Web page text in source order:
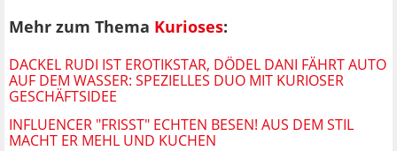
Mehr zum Thema Kurioses:
DACKEL RUDI IST EROTIKSTAR, DÖDEL DANI FÄHRT AUTO
AUF DEM WASSER: SPEZIELLES DUO MIT KURIOSER
GESCHÄFTSIDEE
INFLUENCER "FRISST" ECHTEN BESEN! AUS DEM STIL
MACHT ER MEHL UND KUCHEN